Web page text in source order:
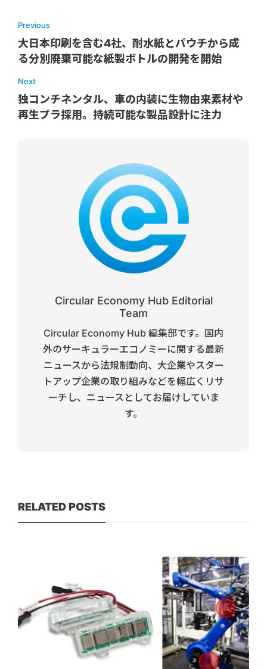
Previous
大日本印刷を含む4社、耐水紙とパウチから成
る分別廃棄可能な紙製ボトルの開発を開始
Next
独コンチネンタル、車の内装に生物由来素材や
再生プラ採用。持続可能な製品設計に注力
Circular Economy Hub Editorial
Team
Circular Economy Hub 編集部です。国内
外のサーキュラーエコノミーに関する最新
ニュースから法規制動向、大企業やスター
トアップ企業の取り組みなどを幅広くリサ
ーチし、ニュースとしてお届けしていま
す。
RELATED POSTS